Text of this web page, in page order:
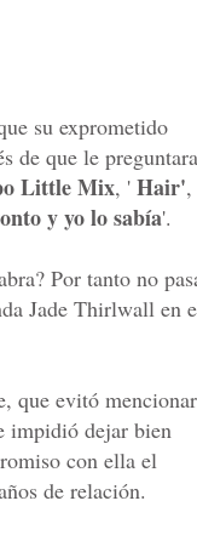
su exprometido
de que le
Little Mix, ' Hair',
y yo lo sabía'.
Por tanto no
Jade Thirlwall en
que evitó mencionar
impidió dejar bien
con ella el
de relación.